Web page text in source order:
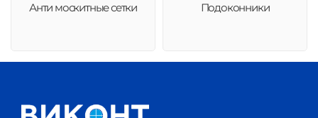
Анти москитные сетки Подоконники